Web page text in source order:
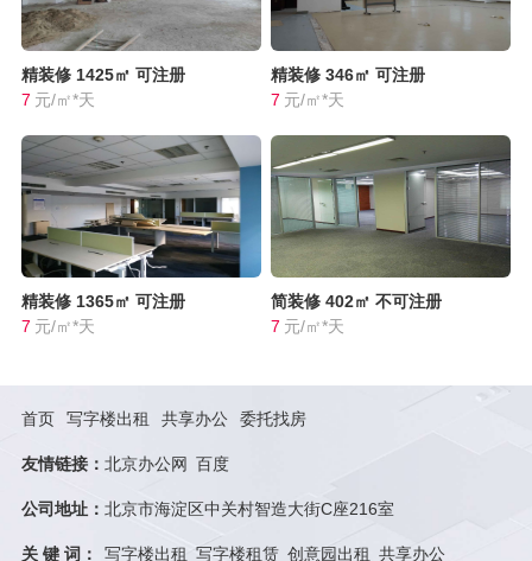
精装修 1425㎡ 可注册
7 元/㎡*天
精装修 346㎡ 可注册
7 元/㎡*天
精装修 1365㎡ 可注册
7 元/㎡*天
简装修 402㎡ 不可注册
7 元/㎡*天
首页 写字楼出租 共享办公 委托找房
友情链接： 北京办公网 百度
公司地址： 北京市海淀区中关村智造大街C座216室
关 键 词： 写字楼出租 写字楼租赁 创意园出租 共享办公